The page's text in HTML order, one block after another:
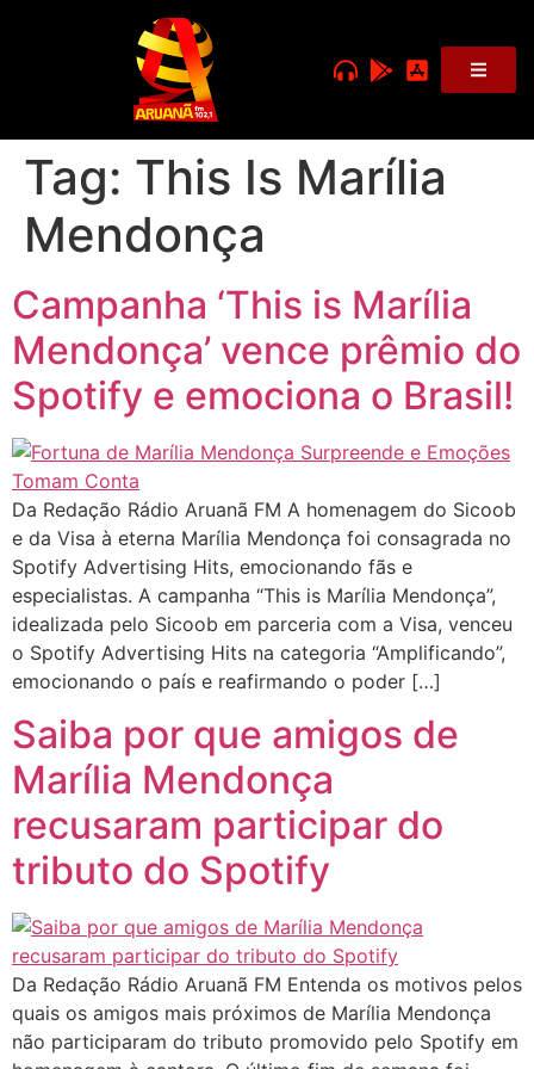
Tag: This Is Marília
Mendonça
Campanha ‘This is Marília
Mendonça’ vence prêmio do
Spotify e emociona o Brasil!
Da Redação Rádio Aruanã FM A homenagem do Sicoob
e da Visa à eterna Marília Mendonça foi consagrada no
Spotify Advertising Hits, emocionando fãs e
especialistas. A campanha “This is Marília Mendonça”,
idealizada pelo Sicoob em parceria com a Visa, venceu
o Spotify Advertising Hits na categoria “Amplificando”,
emocionando o país e reafirmando o poder […]
Saiba por que amigos de
Marília Mendonça
recusaram participar do
tributo do Spotify
Da Redação Rádio Aruanã FM Entenda os motivos pelos
quais os amigos mais próximos de Marília Mendonça
não participaram do tributo promovido pelo Spotify em